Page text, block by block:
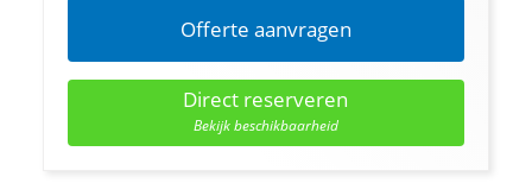
Offerte aanvragen
Direct reserveren
Bekijk beschikbaarheid